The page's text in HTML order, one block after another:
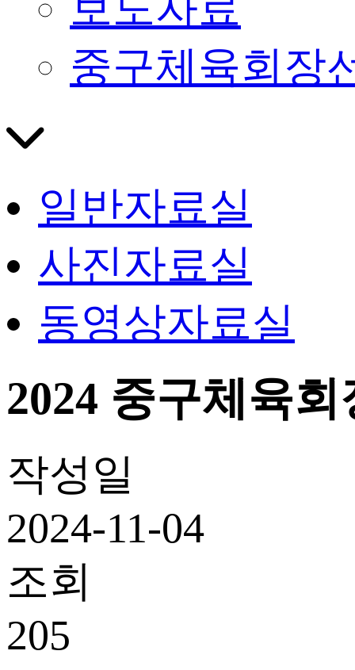
중구체육회장
일반자료실
사진자료실
동영상자료실
2024 중구체육
작성일
2024-11-04
조회
205